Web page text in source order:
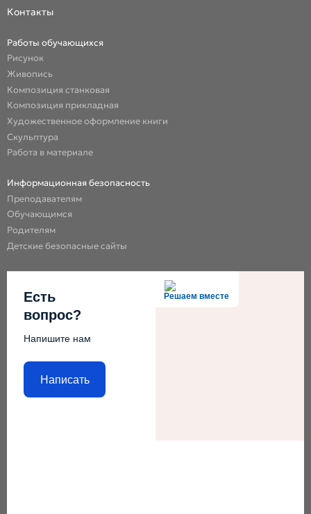
Контакты
Работы обучающихся
Рисунок
Живопись
Композиция станковая
Композиция прикладная
Художественное оформление книги
Скульптура
Работа в материале
Информационная безопасность
Преподавателям
Обучающимся
Родителям
Детские безопасные сайты
Решаем вместе
Есть
вопрос?
Напишите нам
Написать